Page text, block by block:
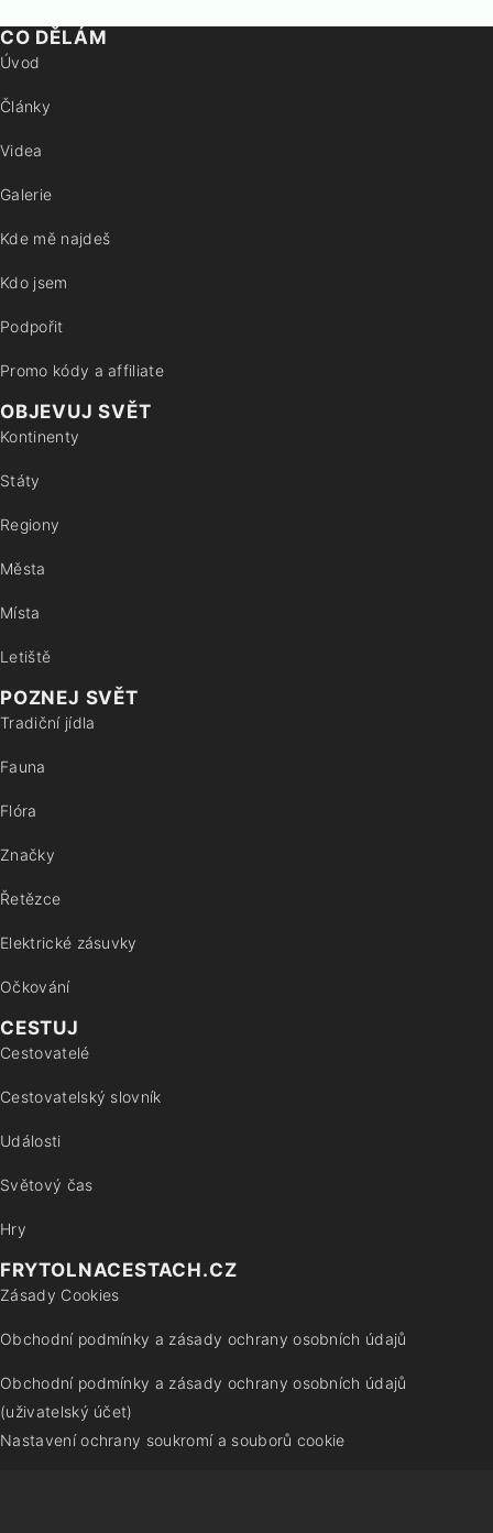
CO DĚLÁM
Úvod
Články
Videa
Galerie
Kde mě najdeš
Kdo jsem
Podpořit
Promo kódy a affiliate
OBJEVUJ SVĚT
Kontinenty
Státy
Regiony
Města
Místa
Letiště
POZNEJ SVĚT
Tradiční jídla
Fauna
Flóra
Značky
Řetězce
Elektrické zásuvky
Očkování
CESTUJ
Cestovatelé
Cestovatelský slovník
Události
Světový čas
Hry
FRYTOLNACESTACH.CZ
Zásady Cookies
Obchodní podmínky a zásady ochrany osobních údajů
Obchodní podmínky a zásady ochrany osobních údajů
(uživatelský účet)
Nastavení ochrany soukromí a souborů cookie